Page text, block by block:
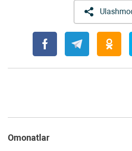
Omonatlar